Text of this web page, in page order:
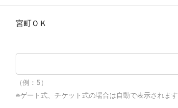
宮町ＯＫ
（例：5）
※ゲート式、チケット式の場合は自動で表示されます